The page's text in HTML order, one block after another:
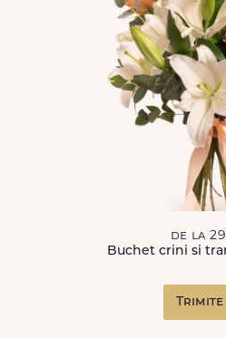
de la
Buchet crini si